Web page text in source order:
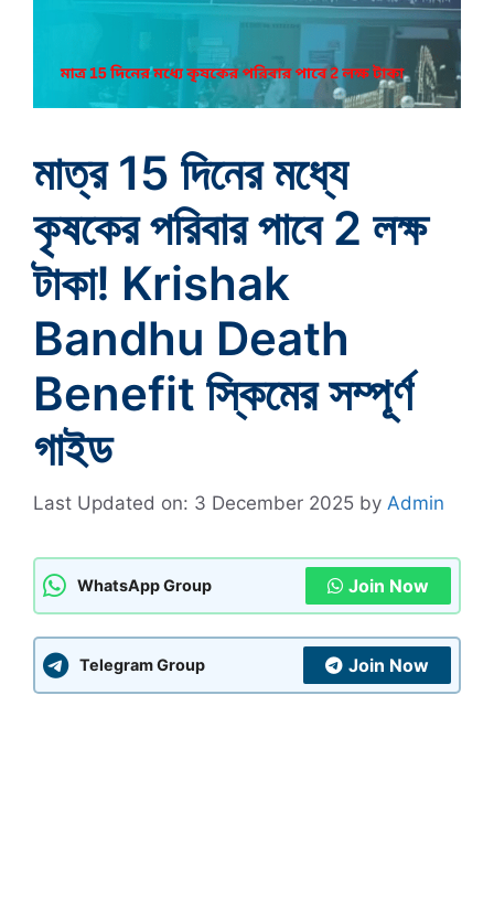
মাত্র 15 দিনের মধ্যে
কৃষকের পরিবার পাবে 2 লক্ষ
টাকা! Krishak
Bandhu Death
Benefit স্কিমের সম্পূর্ণ
গাইড
Last Updated on: 3 December 2025 by Admin
WhatsApp Group Join Now
Telegram Group Join Now